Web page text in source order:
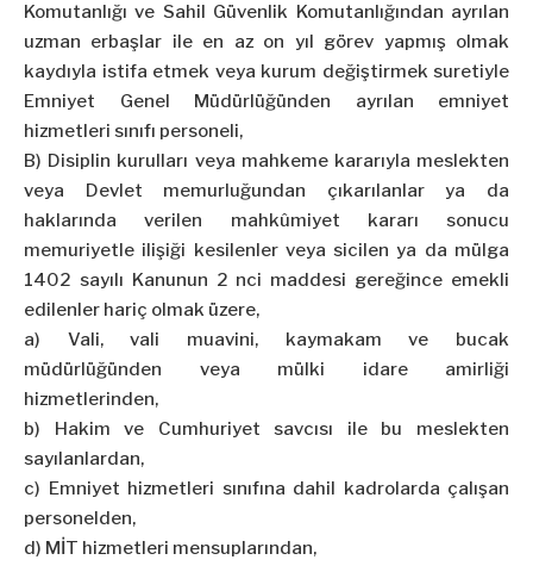
Komutanlığı ve Sahil Güvenlik Komutanlığından ayrılan
uzman erbaşlar ile en az on yıl görev yapmış olmak
kaydıyla istifa etmek veya kurum değiştirmek suretiyle
Emniyet Genel Müdürlüğünden ayrılan emniyet
hizmetleri sınıfı personeli,
B) Disiplin kurulları veya mahkeme kararıyla meslekten
veya Devlet memurluğundan çıkarılanlar ya da
haklarında verilen mahkûmiyet kararı sonucu
memuriyetle ilişiği kesilenler veyasicilen ya da mülga
1402 sayılı Kanunun 2 nci maddesi gereğince emekli
edilenler hariç olmak üzere,
a) Vali, vali muavini, kaymakam ve bucak
müdürlüğünden veya mülki idare amirliği
hizmetlerinden,
b) Hakim ve Cumhuriyet savcısı ile bu meslekten
sayılanlardan,
c) Emniyet hizmetleri sınıfına dahil kadrolarda çalışan
personelden,
d) MİT hizmetleri mensuplarından,